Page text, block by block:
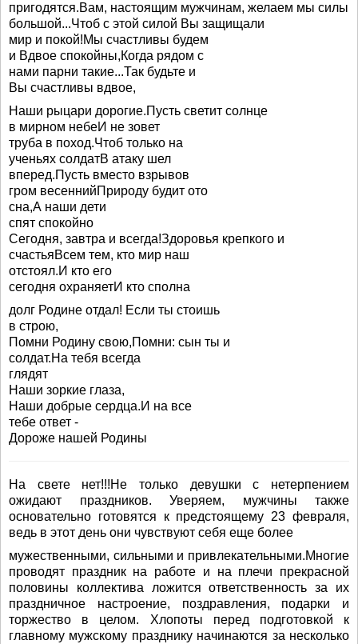
пригодятся.Вам, настоящим мужчинам, желаем мы силы
большой...Чтоб с этой силой Вы защищали
мир и покой!Мы счастливы будем
и Вдвое спокойны,Когда рядом с
нами парни такие...Так будьте и
Вы счастливы вдвое,
Наши рыцари дорогие.Пусть светит солнце
в мирном небеИ не зовет
труба в поход.Чтоб только на
ученьях солдатВ атаку шел
вперед.Пусть вместо взрывов
гром весеннийПрироду будит ото
сна,А наши дети
спят спокойно
Сегодня, завтра и всегда!Здоровья крепкого и
счастьяВсем тем, кто мир наш
отстоял.И кто его
сегодня охраняетИ кто сполна
долг Родине отдал! Если ты стоишь
в строю,
Помни Родину свою,Помни: сын ты и
солдат.На тебя всегда
глядят
Наши зоркие глаза,
Наши добрые сердца.И на все
тебе ответ -
Дороже нашей Родины
На свете нет!!!Не только девушки с нетерпением
ожидают праздников. Уверяем, мужчины также
основательно готовятся к предстоящему 23 февраля,
ведь в этот день они чувствуют себя еще более
мужественными, сильными и привлекательными.Многие
проводят праздник на работе и на плечи прекрасной
половины коллектива ложится ответственность за их
праздничное настроение, поздравления, подарки и
торжество в целом. Хлопоты перед подготовкой к
главному мужскому празднику начинаются за несколько